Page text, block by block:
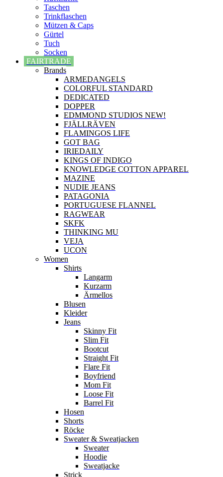
Taschen
Trinkflaschen
Mützen & Caps
Gürtel
Tuch
Socken
FAIRTRADE
Brands
ARMEDANGELS
COLORFUL STANDARD
DEDICATED
DOPPER
EDMMOND STUDIOS NEW!
FJÄLLRÄVEN
FLAMINGOS LIFE
GOT BAG
IRIEDAILY
KINGS OF INDIGO
KNOWLEDGE COTTON APPAREL
MAZINE
NUDIE JEANS
PATAGONIA
PORTUGUESE FLANNEL
RAGWEAR
SKFK
THINKING MU
VEJA
UCON
Women
Shirts
Langarm
Kurzarm
Ärmellos
Blusen
Kleider
Jeans
Skinny Fit
Slim Fit
Bootcut
Straight Fit
Flare Fit
Boyfriend
Mom Fit
Loose Fit
Barrel Fit
Hosen
Shorts
Röcke
Sweater & Sweatjacken
Sweater
Hoodie
Sweatjacke
Strick